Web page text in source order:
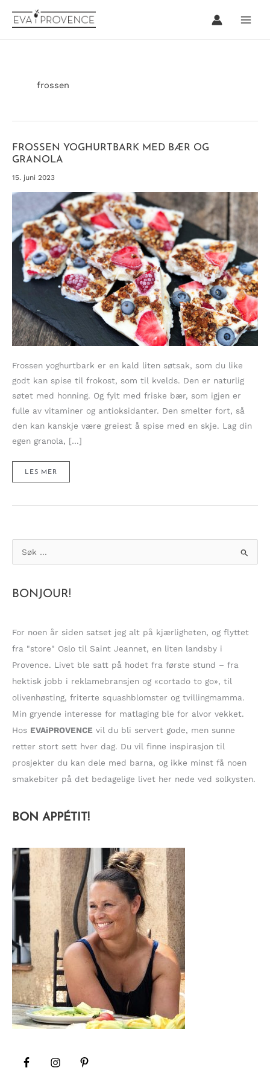
rett
frossen
FROSSEN YOGHURTBARK MED BÆR OG
GRANOLA
15. juni 2023
Frossen yoghurtbark er en kald liten søtsak, som du like
godt kan spise til frokost, som til kvelds. Den er naturlig
søtet med honning. Og fylt med friske bær, som igjen er
fulle av vitaminer og antioksidanter. Den smelter fort, så
den kan kanskje være greiest å spise med en skje. Lag din
egen granola, […]
FROSSEN
MED
LES MER
ø
e
t
e
r
:
BONJOUR!
For noen år siden satset jeg alt på kjærligheten, og flyttet
fra "store" Oslo til Saint Jeannet, en liten landsby i
Provence. Livet ble satt på hodet fra første stund – fra
hektisk jobb i reklamebransjen og «cortado to go», til
olivenhøsting, friterte squashblomster og tvillingmamma.
Min gryende interesse for matlaging ble for alvor vekket.
Hos EVAiPROVENCE vil du bli servert gode, men sunne
retter stort sett hver dag. Du vil finne inspirasjon til
prosjekter du kan dele med barna, og ikke minst få noen
smakebiter på det bedagelige livet her nede ved solkysten.
BON APPÉTIT!